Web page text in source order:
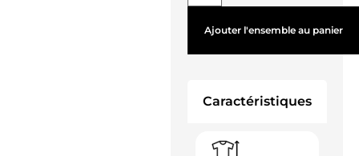
Ajouter l'ensemble au panier
Caractéristiques